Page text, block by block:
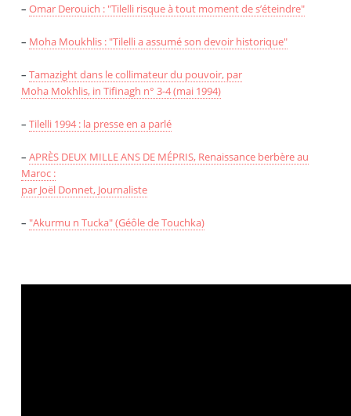
– Omar Derouich : "Tilelli risque à tout moment de s’éteindre"
– Moha Moukhlis : "Tilelli a assumé son devoir historique"
– Tamazight dans le collimateur du pouvoir, par
Moha Mokhlis, in Tifinagh n° 3-4 (mai 1994)
– Tilelli 1994 : la presse en a parlé
– APRÈS DEUX MILLE ANS DE MÉPRIS, Renaissance berbère au
Maroc :
par Joël Donnet, Journaliste
– "Akurmu n Tucka" (Géôle de Touchka)